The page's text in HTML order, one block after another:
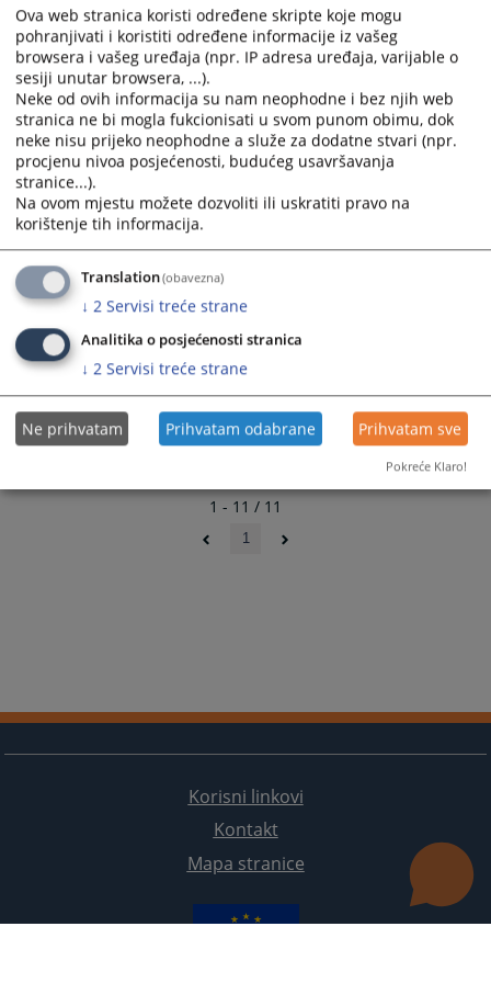
and
select
a
date.
Press
the
question
mark
key
to
get
the
keyboard
for
changing
dates.
and
select
a
Press
the
question
mark
key
get
for
dates.
Zakonodavna reforma
Uspostavljanje Suda BiH i Tužilaštva BiH
Centri za edukaciju sudija i tužilaca
Reorganizacija mreže sudova i tužilaštava
Reforma prekršajnih sudova
Koraci ka uspostavljanju VSTV-a BiH
Reimenovanje
1 - 11 / 11
1
Korisni linkovi
Kontakt
Mapa stranice
Ova web stranica koristi određene skripte koje mogu
pohranjivati i koristiti određene informacije iz vašeg
browsera i vašeg uređaja (npr. IP adresa uređaja, varijable o
sesiji unutar browsera, ...).
Neke od ovih informacija su nam neophodne i bez njih web
stranica ne bi mogla fukcionisati u svom punom obimu, dok
neke nisu prijeko neophodne a služe za dodatne stvari (npr.
procjenu nivoa posjećenosti, budućeg usavršavanja
stranice...).
Na ovom mjestu možete dozvoliti ili uskratiti pravo na
korištenje tih informacija.
Translation(obavezna)
↓ 2 Servisi treće strane
Analitika o posjećenosti stranica
↓ 2 Servisi treće strane
Ne prihvatam Prihvatam odabrane Prihvatam sve
Pokreće Klaro!